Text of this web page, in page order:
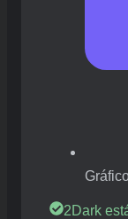
2Dark